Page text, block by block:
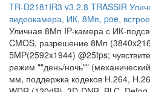
TR-D2181IR3 v3 2.8 TRASSIR
видеокамера, ИК, 8Мп, poe,
Уличная 8Мп IP-камера с ИК-
CMOS, разрешение 8Мп
5MP(2592x1944) @25fps;
режим ""день/ночь""
мм, поддержка кодеков H.264,